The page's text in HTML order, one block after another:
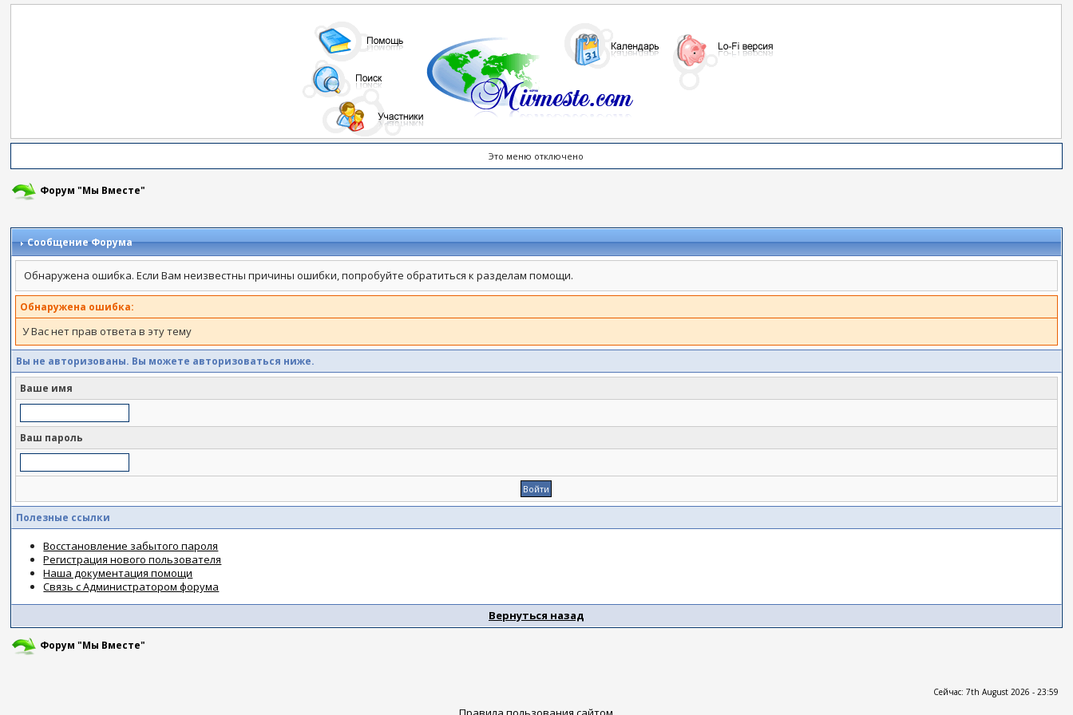
Это меню отключено
Форум "Мы Вместе"
Сообщение Форума
Обнаружена ошибка. Если Вам неизвестны причины ошибки, попробуйте обратиться к разделам помощи.
Обнаружена ошибка:
У Вас нет прав ответа в эту тему
Вы не авторизованы. Вы можете авторизоваться ниже.
Ваше имя
Ваш пароль
Полезные ссылки
Восстановление забытого пароля
Регистрация нового пользователя
Наша документация помощи
Связь с Администратором форума
Вернуться назад
Форум "Мы Вместе"
Сейчас: 7th August 2026 - 23:59